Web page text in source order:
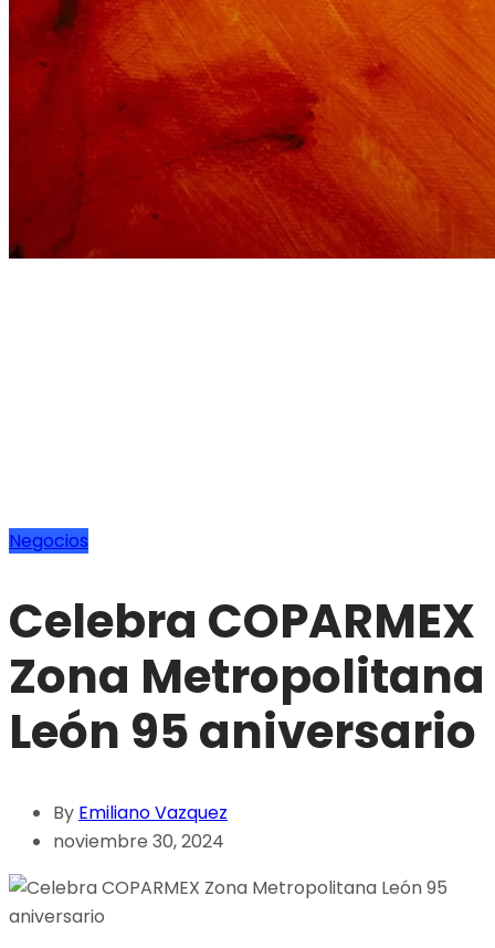
Negocios
Celebra COPARMEX
Zona Metropolitana
León 95 aniversario
By Emiliano Vazquez
noviembre 30, 2024